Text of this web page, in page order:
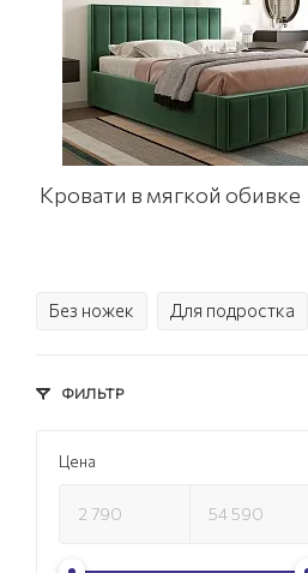
Кровати в мягкой обивке
Без ножек Для подростка
ФИЛЬТР
Цена